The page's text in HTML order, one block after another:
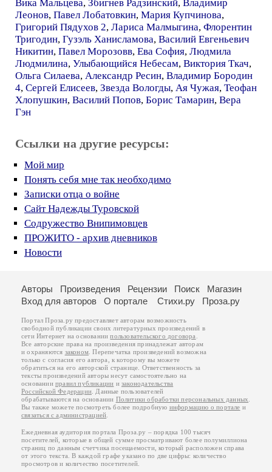
Вика Мальцева, Збигнев Радзинский, Владимир
Леонов, Павел Лобатовкин, Мария Купчинова,
Григорий Пядухов 2, Лариса Малмыгина, Флорентин
Тригодин, Гузэль Ханисламова, Василий Евгеньевич
Никитин, Павел Морозовв, Ева София, Людмила
Людмилина, Улыбающийся Небесам, Виктория Ткач,
Ольга Силаева, Александр Ресин, Владимир Бородин
4, Сергей Елисеев, Звезда Вологды, Ая Чужая, Теофан
Хлопушкин, Василий Попов, Борис Тамарин, Вера
Гэн
Ссылки на другие ресурсы:
Мой мир
Понять себя мне так необходимо
Записки отца о войне
Сайт Надежды Туровской
Содружество Внипимовцев
ПРОЖИТО - архив дневников
Новости
Авторы Произведения Рецензии Поиск
Магазин
Вход для авторов
О портале Стихи.ру Проза.ру
Портал Проза.ру предоставляет авторам возможность
свободной публикации своих литературных произведений в
сети Интернет на основаниипользовательского договора
Все авторские права на произведения принадлежат авторам
и охраняются законом . Перепечатка произведений возможна
только с согласия его автора, к которому вы можете
обратиться на его авторской странице. Ответственность за
тексты произведений авторы несут самостоятельно на
основанииправил публикации изаконодательства
Российской Федерации . Данные пользователей
обрабатываются на основании Политики обработки персональных данных
Вы также можете посмотреть более подробную информацию о портале и
связаться с администрацией
Ежедневная аудитория портала Проза.ру – порядка 100 тысяч
посетителей, которые в общей сумме просматривают более полумиллиона
страниц по данным счетчика посещаемости, который расположен справа
от этого текста. В каждой графе указано по две цифры: количество
просмотров и количество посетителей.